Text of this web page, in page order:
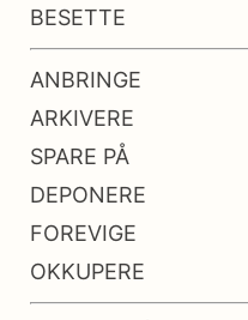
BESETTE
ANBRINGE
ARKIVERE
SPARE PÅ
DEPONERE
FOREVIGE
OKKUPERE